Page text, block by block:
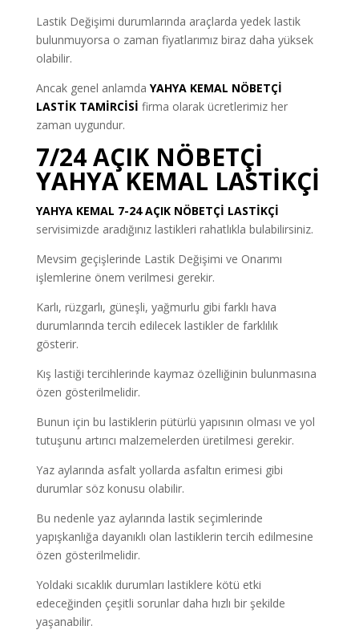
Lastik Değişimi durumlarında araçlarda yedek lastik
bulunmuyorsa o zaman fiyatlarımız biraz daha yüksek
olabilir.
Ancak genel anlamda YAHYA KEMAL NÖBETÇİ
LASTİK TAMİRCİSİ firma olarak ücretlerimiz her
zaman uygundur.
7/24 AÇIK NÖBETÇİ
YAHYA KEMAL LASTİKÇİ
YAHYA KEMAL 7-24 AÇIK NÖBETÇİ LASTİKÇİ
servisimizde aradığınız lastikleri rahatlıkla bulabilirsiniz.
Mevsim geçişlerinde Lastik Değişimi ve Onarımı
işlemlerine önem verilmesi gerekir.
Karlı, rüzgarlı, güneşli, yağmurlu gibi farklı hava
durumlarında tercih edilecek lastikler de farklılık
gösterir.
Kış lastiği tercihlerinde kaymaz özelliğinin bulunmasına
özen gösterilmelidir.
Bunun için bu lastiklerin pütürlü yapısının olması ve yol
tutuşunu artırıcı malzemelerden üretilmesi gerekir.
Yaz aylarında asfalt yollarda asfaltın erimesi gibi
durumlar söz konusu olabilir.
Bu nedenle yaz aylarında lastik seçimlerinde
yapışkanlığa dayanıklı olan lastiklerin tercih edilmesine
özen gösterilmelidir.
Yoldaki sıcaklık durumları lastiklere kötü etki
edeceğinden çeşitli sorunlar daha hızlı bir şekilde
yaşanabilir.